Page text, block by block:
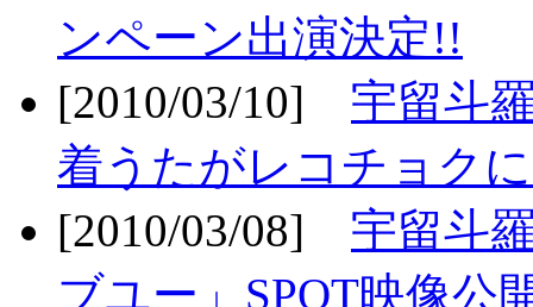
ンペーン出演決定!!
[2010/03/10] 宇留斗
着うたがレコチョク
[2010/03/08] 宇留斗
ブユー」SPOT映像公